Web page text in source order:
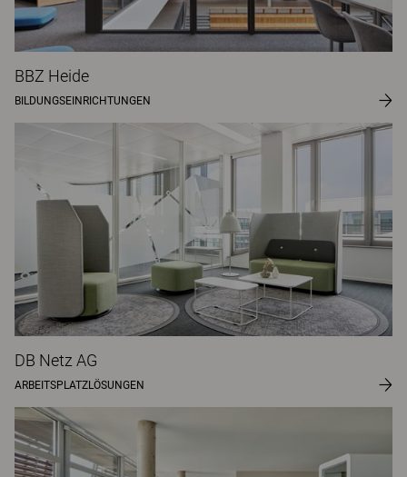
BBZ Heide
BILDUNGSEINRICHTUNGEN
DB Netz AG
ARBEITSPLATZLÖSUNGEN